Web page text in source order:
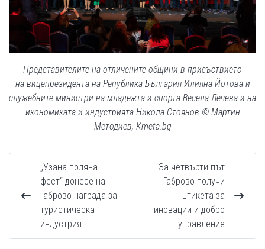
Представителите на отличените общини в присъствието
на вицепрезидента на Република България Илияна Йотова и
служебните министри на младежта и спорта Весела Лечева и на
икономиката и индустрията Никола Стоянов © Мартин
Методиев, Kmeta.bg
„Узана поляна
фест“ донесе на
Габрово награда за
туристическа
индустрия
За четвърти път
Габрово получи
Етикета за
иновации и добро
управление